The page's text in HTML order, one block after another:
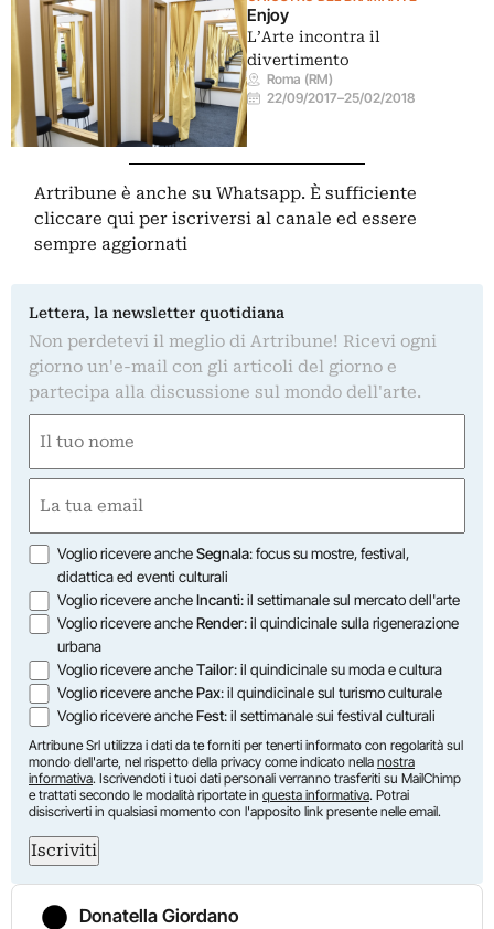
Enjoy
L’Arte incontra il
divertimento
Roma (RM)
22/09/2017–25/02/2018
Artribune è anche su Whatsapp. È sufficiente
cliccare qui per iscriversi al canale ed essere
sempre aggiornati
Lettera, la newsletter quotidiana
Non perdetevi il meglio di Artribune! Ricevi ogni
giorno un'e-mail con gli articoli del giorno e
partecipa alla discussione sul mondo dell'arte.
(Required)
First
(Required)
Opzioni
Voglio ricevere ancheSegnala: focus su mostre, festival,
didattica ed eventi culturali
Voglio ricevere ancheIncanti: il settimanale sul mercato dell'arte
Voglio ricevere ancheRender: il quindicinale sulla rigenerazione
urbana
Voglio ricevere ancheTailor: il quindicinale su moda e cultura
Voglio ricevere anchePax: il quindicinale sul turismo culturale
Voglio ricevere ancheFest: il settimanale sui festival culturali
Artribune Srl utilizza i dati da te forniti per tenerti informato con regolarità sul
mondo dell'arte, nel rispetto della privacy come indicato nella nostra
informativa. Iscrivendoti i tuoi dati personali verranno trasferiti su MailChimp
e trattati secondo le modalità riportate in questa informativa. Potrai
disiscriverti in qualsiasi momento con l'apposito link presente nelle email.
Iscriviti
Donatella Giordano